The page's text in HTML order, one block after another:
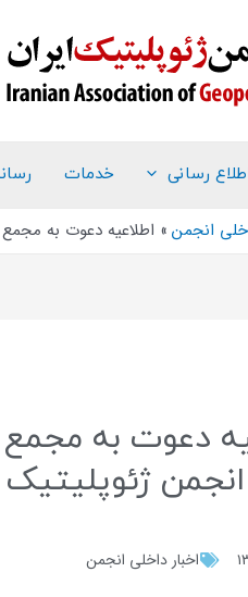
رسانی خدمات
انجمن اطلاعیه دعوت به
دعوت به
ژئوپلیتیک
اخبار داخلی انجمن